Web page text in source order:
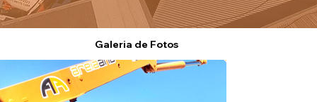
Galeria de Fotos